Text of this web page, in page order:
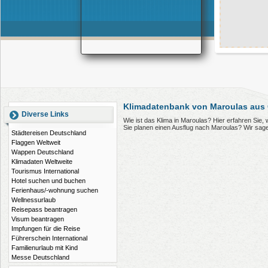
Diverse Links
Städtereisen Deutschland
Flaggen Weltweit
Wappen Deutschland
Klimadaten Weltweite
Tourismus International
Hotel suchen und buchen
Ferienhaus/-wohnung suchen
Wellnessurlaub
Reisepass beantragen
Visum beantragen
Impfungen für die Reise
Führerschein International
Familienurlaub mit Kind
Messe Deutschland
Klimadatenbank von Maroulas aus
Wie ist das Klima in Maroulas? Hier erfahren
Sie planen einen Ausflug nach Maroulas? Wir